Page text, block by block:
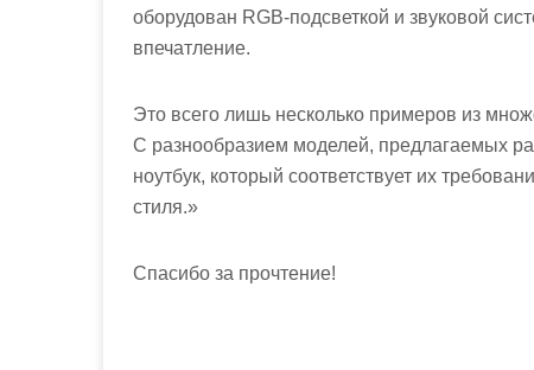
оборудован RGB-подсветкой и звуковой
впечатление.
Это всего лишь несколько примеров из
С разнообразием моделей, предлагаемых
ноутбук, который соответствует их
стиля.»
Спасибо за прочтение!